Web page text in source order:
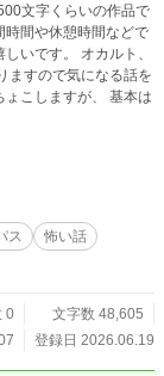
文字くらいの作品で
時間や休憩時間などで
オカルト、
ますので気になる話を
ス
怖い話
0
文字数 48,605
登録日 2026.06.19